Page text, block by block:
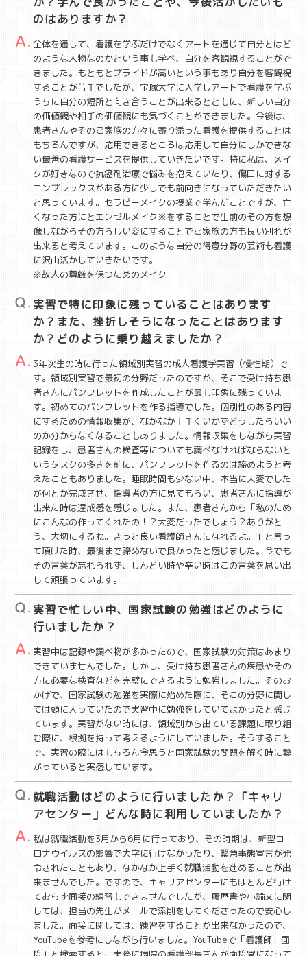
のはありますか？
全体を通して、看護を学ぶだけでなくアートを通じて自分とはど
のような人物なのかという事も学べ、自分を客観視することがで
きました。もともとプライドが高いという事もあり自分を客観視
することが苦手でしたが、宝塚大学に入学しアートで看護を学ぶ
うちに自分の短所と向き合うことが出来るとともに、新しい自分
の価値観や相手の価値観にも気づくことができました。今後は、
患者さんやそのご家族の方々に寄り添った看護を提供することは
もちろんですが、応用できるところは応用して自分にしかできな
い最善の看護サービスを提供していきたいです。特に私は、メイ
クが好きなので抗癌剤治療で悩みを抱えていたり、傷口に対する
コンプレックスがある方に少しでも前向きになっていただきたい
と思っています。セラピーメイクの授業で学んだことですが、亡
くなった方にとエンゼルメイク※をすることで生前のその方を想
像しながらその方らしい姿にすることでご家族の方も良い別れが
出来ると考えています。このような自分の得意分野の芸術も看護
に沢山活かしていきたいです。
※故人の尊厳を保つためのメイク
実習で特に印象に残っていることはあります
か？また、挫折しそうになったことはあります
か？どのように乗り越えましたか？
3年次生の時に行った領域別実習の成人看護学実習（慢性期）で
す。領域別実習で最初の分野だったのですが、そこで受け持ち患
者さんにパンフレットを作成したことが最も印象に残っていま
す。初めてのパンフレットを作る指導でした。個別性のある内容
にするための情報収集が、なかなか上手くいかずどうしたらいい
のか分からなくなることもありました。情報収集をしながら実習
記録をし、患者さんの検査等についても調べなければならないと
いうタスクの多さを前に、パンフレットを作るのは諦めようと考
えたこともありました。睡眠時間も少ない中、本当に大変でした
が何とか完成させ、指導者の方に見てもらい、患者さんに指導が
出来た時は達成感を感じました。また、患者さんから「私のため
にこんなの作ってくれたの！？大変だったでしょう？ありがと
う、大切にするね。きっと良い看護師さんになれるよ。」と言っ
て頂けた時、最後まで諦めないで良かったと感じました。今でも
その言葉が忘れられず、しんどい時や辛い時はこの言葉を思い出
して頑張っています。
実習で忙しい中、国家試験の勉強はどのように
行いましたか？
実習中は記録や調べ物が多かったので、国家試験の対策はあまり
できていませんでした。しかし、受け持ち患者さんの疾患やその
方に必要な検査などを完璧にできるように勉強しました。そのお
かげで、国家試験の勉強を実際に始めた際に、そこの分野に関し
ては頭に入っていたので実習中に勉強をしていてよかったと感じ
ています。実習がない時には、領域別から出ている課題に取り組
む際に、根拠を持って考えるようにしていました。そうすること
で、実習の際にはもちろん今思うと国家試験の問題を解く時に繋
がっていると実感しています。
就職活動はどのように行いましたか？「キャリ
アセンター」どんな時に利用していましたか？
私は就職活動を3月から6月に行っており、その時期は、新型コ
ロナウイルスの影響で大学に行けなかったり、緊急事態宣言が発
令されたこともあり、なかなか上手く就職活動を進めることが出
来ませんでした。ですので、キャリアセンターにもほとんど行け
ておらず面接の練習もできませんでしたが、履歴書や小論文に関
しては、担当の先生がメールで添削をしてくださったので安心し
ました。面接に関しては、練習をすることが出来なかったので、
YouTubeを参考にしながら行いました。YouTubeで「看護師 面